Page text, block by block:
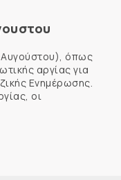
όπως
αργίας για
Ενημέρωσης.
οι